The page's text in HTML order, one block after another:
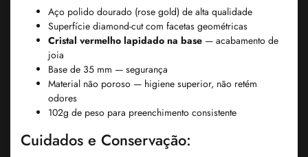
Aço polido dourado (rose gold) de alta qualidade
Superfície diamond-cut com facetas geométricas
Cristal vermelho lapidado na base — acabamento de
joia
Base de 35 mm — segurança
Material não poroso — higiene superior, não retém
odores
102g de peso para preenchimento consistente
Cuidados e Conservação: